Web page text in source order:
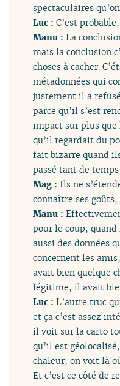
spectaculaires
Luc :C’est
Manu :La
mais la conclusion
choses à cacher.
métadonnées qui
justement il a
parce qu’il s’est
impact sur plus que
qu’il regardait du
fait bizarre quand
passé tant de
Mag :Ils ne
connaître ses
Manu :
pour le coup,
aussi des données
concernent les
avait bien quelque
légitime, il avait
Luc :L’autre truc
et ça c’est assez
il voit sur la carto
qu’il est
chaleur, on voit là
Et c’est ce côté de